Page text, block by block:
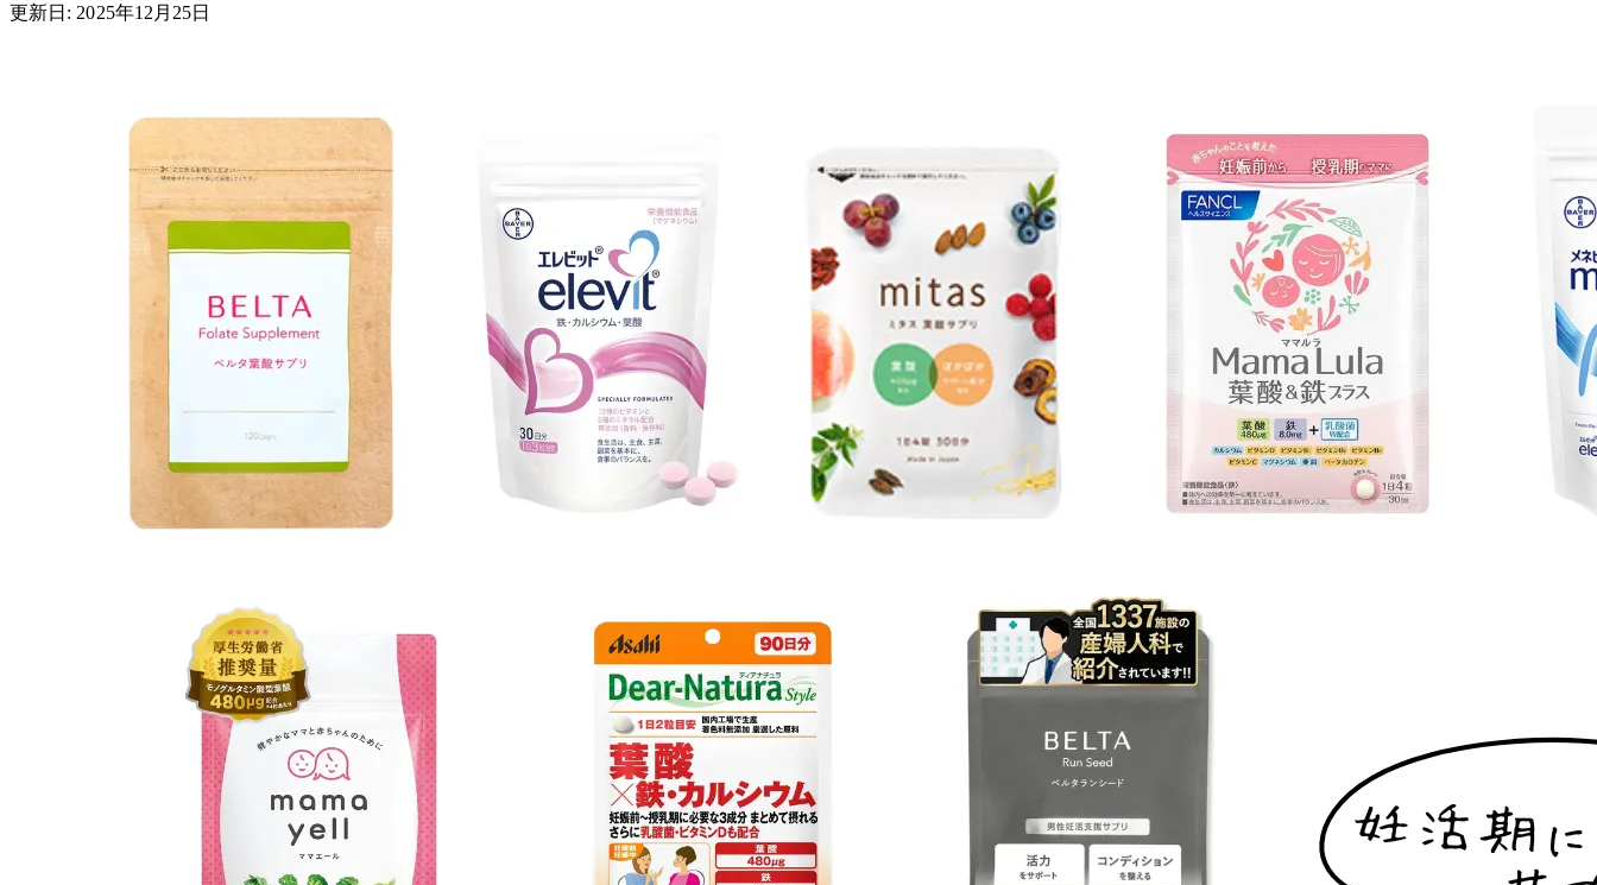
更新日: 2025年12月25日